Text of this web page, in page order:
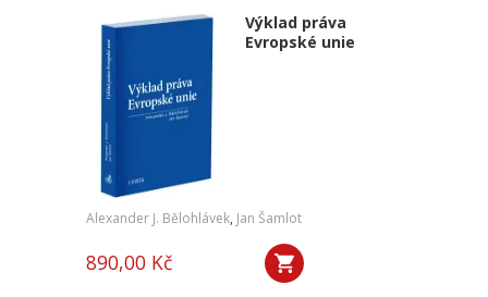
Výklad práva
Evropské unie
Alexander J. Bělohlávek, Jan Šamlot
890,00 Kč